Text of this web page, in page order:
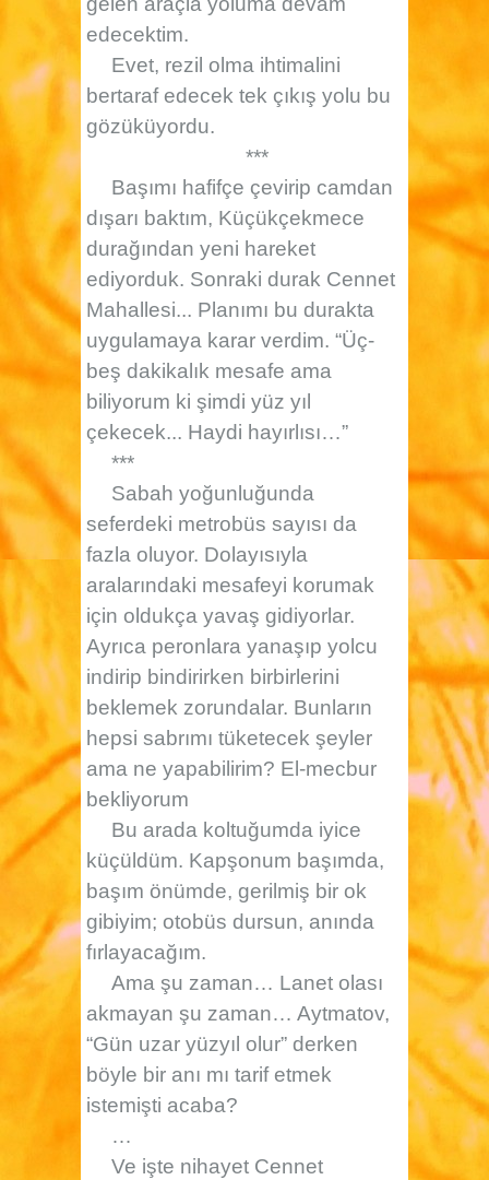
edecektim.
Evet, rezil olma ihtimalini
bertaraf edecek tek çıkış yolu bu
gözüküyordu.
***
Başımı hafifçe çevirip camdan
dışarı baktım, Küçükçekmece
durağından yeni hareket
ediyorduk. Sonraki durak Cennet
Mahallesi... Planımı bu durakta
uygulamaya karar verdim. “Üç-
beş dakikalık mesafe ama
biliyorum ki şimdi yüz yıl
çekecek... Haydi hayırlısı…”
***
Sabah yoğunluğunda
seferdeki metrobüs sayısı da
fazla oluyor. Dolayısıyla
aralarındaki mesafeyi korumak
için oldukça yavaş gidiyorlar.
Ayrıca peronlara yanaşıp yolcu
indirip bindirirken birbirlerini
beklemek zorundalar. Bunların
hepsi sabrımı tüketecek şeyler
ama ne yapabilirim? El-mecbur
bekliyorum
Bu arada koltuğumda iyice
küçüldüm. Kapşonum başımda,
başım önümde, gerilmiş bir ok
gibiyim; otobüs dursun, anında
fırlayacağım.
Ama şu zaman… Lanet olası
akmayan şu zaman… Aytmatov,
“Gün uzar yüzyıl olur” derken
böyle bir anı mı tarif etmek
istemişti acaba?
…
Ve işte nihayet Cennet